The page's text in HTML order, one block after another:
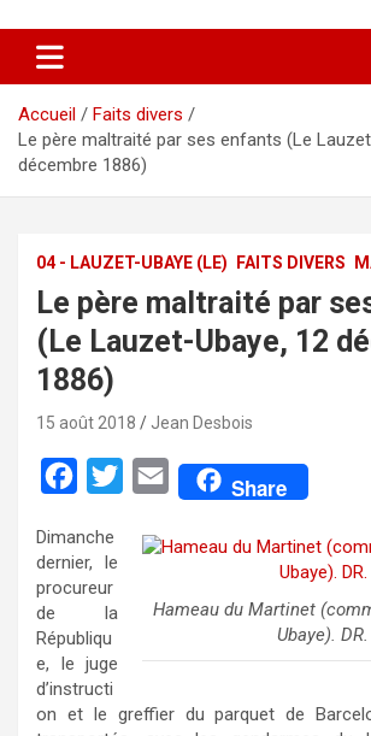
Accueil
Faits divers
Le père maltraité par ses enfants (Le
décembre 1886)
04 - LAUZET-UBAYE (LE) FAITS DIVERS
Le père maltraité par
(Le Lauzet-Ubaye, 12
1886)
15 août 2018 Jean Desbois
c
e
o
o
k
E
a
l
Share
Hameau du Martinet
Ubaye). DR.
Dimanche
dernier, le
procureur
de la
Républiqu
e, le juge
d’instructi
on et le greffier du parquet de